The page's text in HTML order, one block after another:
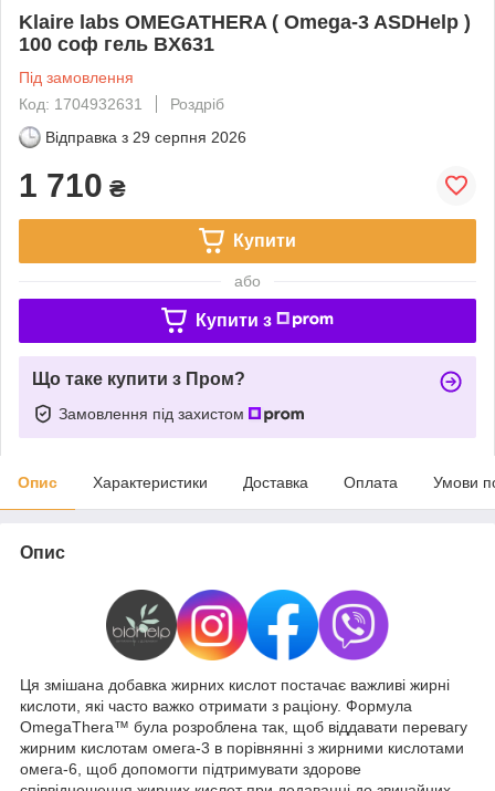
Klaire labs OMEGATHERA ( Omega-3 ASDHelp )
100 соф гель BX631
Під замовлення
Код: 1704932631
Роздріб
Відправка з 29 серпня 2026
1 710 ₴
Купити
або
Купити з
Що таке купити з Пром?
Замовлення під захистом
Опис Характеристики Доставка Оплата Умови
Опис
Ця змішана добавка жирних кислот постачає важливі жирні
кислоти, які часто важко отримати з раціону. Формула
OmegaThera™ була розроблена так, щоб віддавати перевагу
жирним кислотам омега-3 в порівнянні з жирними кислотами
омега-6, щоб допомогти підтримувати здорове